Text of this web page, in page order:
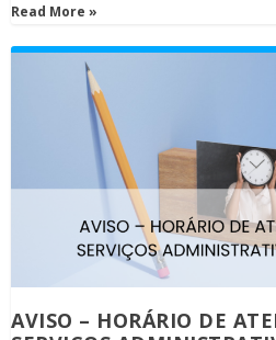
Read More »
AVISO – HORÁRIO DE